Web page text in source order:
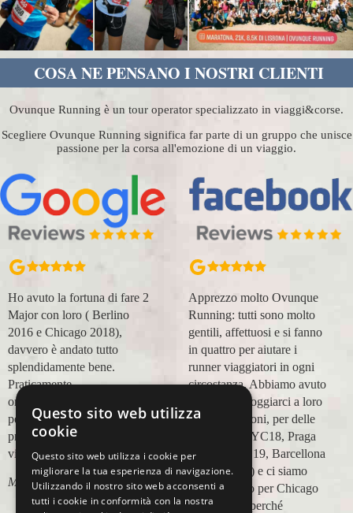
COSA NE PENSANO I NOSTRI CLIENTI
Ovunque Running è un tour operator specializzato in viaggi&corse.
Scegliere Ovunque Running significa far parte di un gruppo che unisce
passione per la corsa all'emozione di un viaggio.
Apprezzo molto Ovunque
Running: tutti sono molto
gentili, affettuosi e si fanno
in quattro per aiutare i
runner viaggiatori in ogni
circostanza. Abbiamo avuto
modo di appoggiarci a loro
in più occasioni, per delle
maratone (NYC18, Praga
19, Valencia 19, Barcellona
21, NYC 22) e ci siamo
affidati a loro per Chicago
23 (ottobre) perché
Organizzazione perfetta,
accompagnatori super
(Massimo e Anna). Prima
esperienza con voi molto
positiva! Alla prossima e
grazie!
Lara Buranti
Questo sito web utilizza
cookie
Questo sito web utilizza i cookie per
migliorare la tua esperienza di navigazione.
Utilizzando il nostro sito web acconsenti a
tutti i cookie in conformità con la nostra